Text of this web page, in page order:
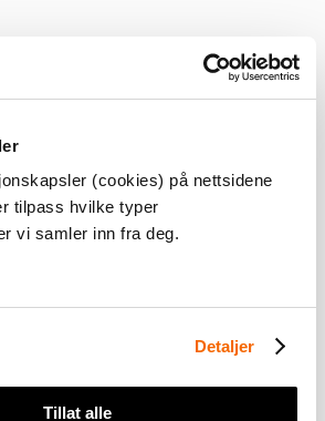
(cookies) på nettsidene
tilpass hvilke typer
vi samler inn fra deg.
Detaljer
Tillat alle
for å kunne
sammen og dykker under samtidig.